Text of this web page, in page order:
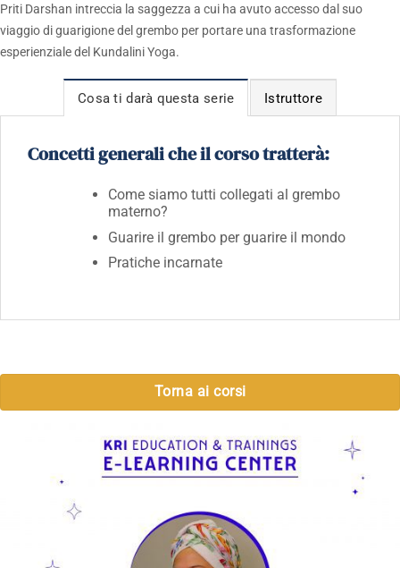
Priti Darshan intreccia la saggezza a cui ha avuto accesso dal suo
viaggio di guarigione del grembo per portare una trasformazione
esperienziale del Kundalini Yoga.
Cosa ti darà questa serie Istruttore
Concetti generali che il corso tratterà:
Come siamo tutti collegati al grembo
materno?
Guarire il grembo per guarire il mondo
Pratiche incarnate
Torna ai corsi